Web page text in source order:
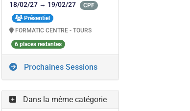
18/02/27 → 19/02/27
CPF
Présentiel
FORMATIC CENTRE - TOURS
6 places restantes
Prochaines Sessions
Dans la même catégorie